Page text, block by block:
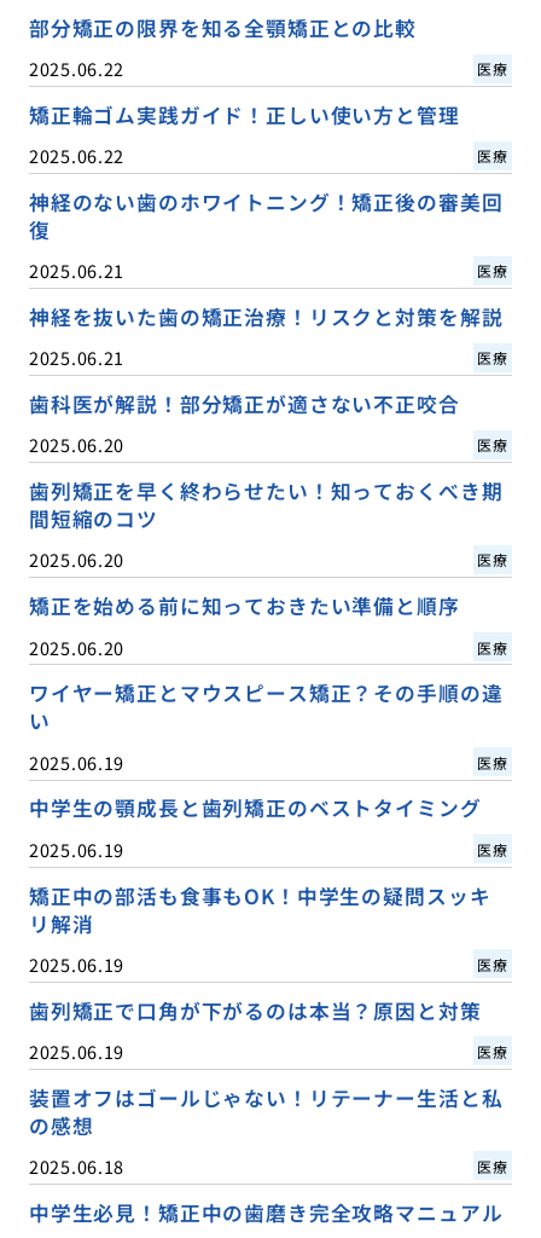
部分矯正の限界を知る全顎矯正との比較
2025.06.22 医療
矯正輪ゴム実践ガイド！正しい使い方と管理
2025.06.22 医療
神経のない歯のホワイトニング！矯正後の審美回
復
2025.06.21 医療
神経を抜いた歯の矯正治療！リスクと対策を解説
2025.06.21 医療
歯科医が解説！部分矯正が適さない不正咬合
2025.06.20 医療
歯列矯正を早く終わらせたい！知っておくべき期
間短縮のコツ
2025.06.20 医療
矯正を始める前に知っておきたい準備と順序
2025.06.20 医療
ワイヤー矯正とマウスピース矯正？その手順の違
い
2025.06.19 医療
中学生の顎成長と歯列矯正のベストタイミング
2025.06.19 医療
矯正中の部活も食事もOK！中学生の疑問スッキ
リ解消
2025.06.19 医療
歯列矯正で口角が下がるのは本当？原因と対策
2025.06.19 医療
装置オフはゴールじゃない！リテーナー生活と私
の感想
2025.06.18 医療
中学生必見！矯正中の歯磨き完全攻略マニュアル